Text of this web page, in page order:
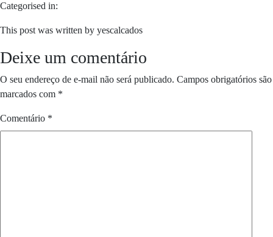
Categorised in:
This post was written by yescalcados
Deixe um comentário
O seu endereço de e-mail não será publicado. Campos obrigatórios são
marcados com *
Comentário *